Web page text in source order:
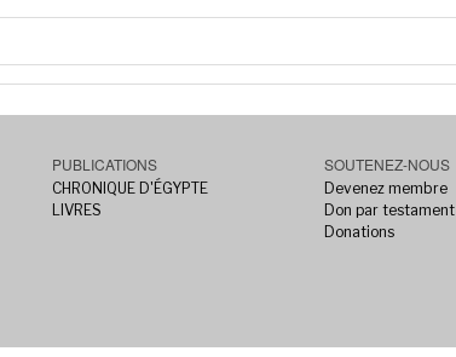
PUBLICATIONS
CHRONIQUE D'ÉGYPTE
LIVRES
SOUTENEZ-NOUS
Devenez membre
Don par testament
Donations